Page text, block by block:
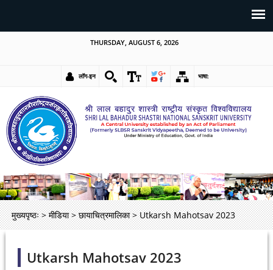
THURSDAY, AUGUST 6, 2026
लॉग-इन भाषा:
मुख्यपृष्ठः > मीडिया > छायाचित्रमालिका > Utkarsh Mahotsav 2023
Utkarsh Mahotsav 2023